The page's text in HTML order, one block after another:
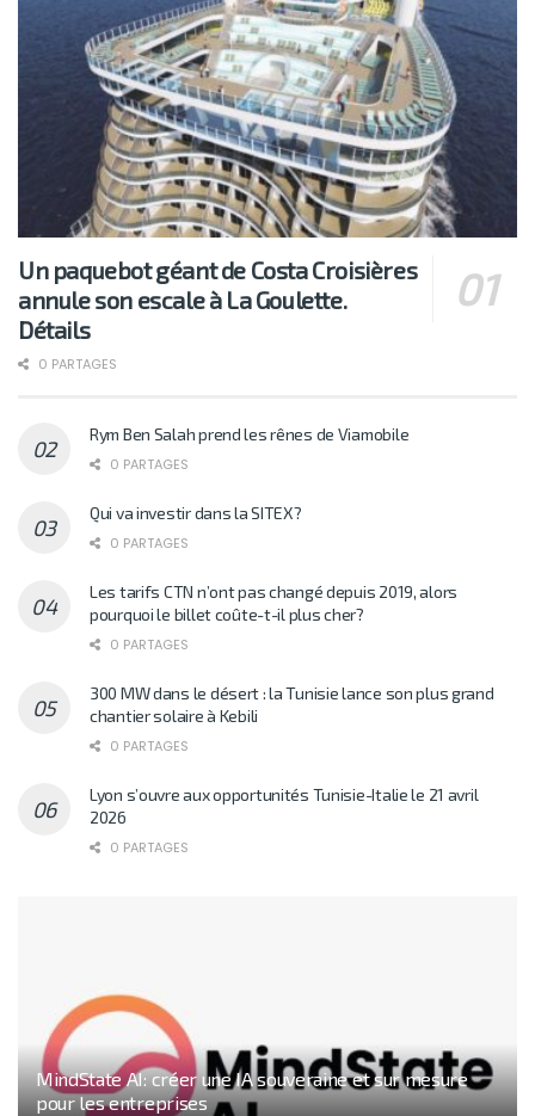
Un paquebot géant de Costa Croisières
annule son escale à La Goulette.
Détails
0 PARTAGES
Rym Ben Salah prend les rênes de Viamobile
0 PARTAGES
Qui va investir dans la SITEX?
0 PARTAGES
Les tarifs CTN n’ont pas changé depuis 2019, alors
pourquoi le billet coûte-t-il plus cher?
0 PARTAGES
300 MW dans le désert : la Tunisie lance son plus grand
chantier solaire à Kebili
0 PARTAGES
Lyon s’ouvre aux opportunités Tunisie-Italie le 21 avril
2026
0 PARTAGES
MindState AI: créer une IA souveraine et sur mesure
pour les entreprises